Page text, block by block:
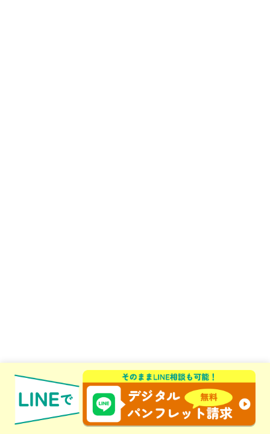
※1保険会社によって異なります。
※2保険契約の型：I型/ご契約者：25歳 男性/被保険者（お子さま）：0
歳/21歳満期/基準保険金額：70万円/一括払込（10歳払込満了（新年
掛））/保険料率：2025年11月1日現在
受取率とは、払込保険料の累計額に対する満期までの受取総額の割合を
いいます。小数第2位を切り捨て表示しています。